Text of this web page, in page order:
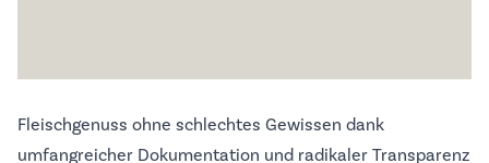
Fleischgenuss ohne schlechtes Gewissen dank
umfangreicher Dokumentation und radikaler Transparenz